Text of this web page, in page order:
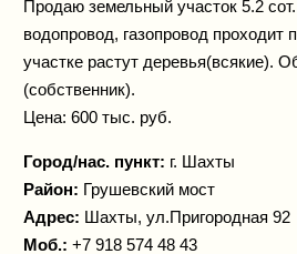
Продаю земельный участок 5.2
водопровод, газопровод проходит
участке растут деревья(всякие).
(собственник).
Цена: 600 тыс. руб.
Город/нас. пункт: г. Шахты
Район: Грушевский мост
Адрес: Шахты, ул.Пригородная 92
Моб.: +7 918 574 48 43